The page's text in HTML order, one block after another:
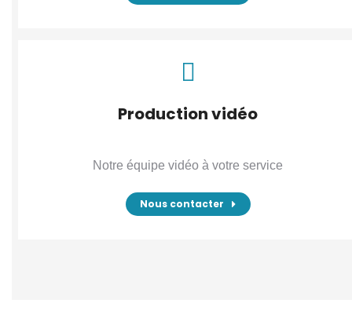
Production vidéo
Notre équipe vidéo à votre service
Nous contacter